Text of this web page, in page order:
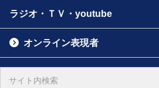
ラジオ・ＴＶ・youtube
オンライン表現者